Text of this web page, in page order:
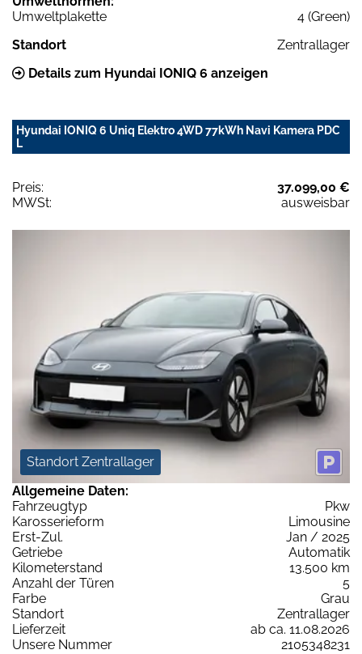
Umweltplakette
4 (Green)
Standort
Zentrallager
Details zum Hyundai IONIQ 6 anzeigen
Hyundai IONIQ 6 Uniq Elektro 4WD 77kWh Navi Kamera PDC
L
Preis:
37.099,00 €
MWSt:
ausweisbar
Standort Zentrallager
Allgemeine Daten:
Fahrzeugtyp
Pkw
Karosserieform
Limousine
Erst-Zul.
Jan / 2025
Getriebe
Automatik
Kilometerstand
13.500 km
Anzahl der Türen
5
Farbe
Grau
Standort
Zentrallager
Lieferzeit
ab ca. 11.08.2026
Unsere Nummer
2105348231